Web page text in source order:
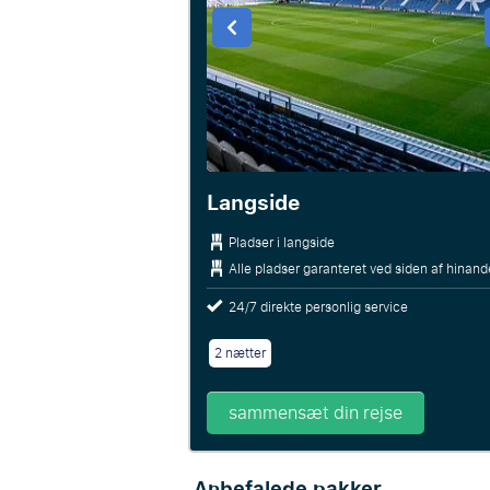
Langside
Pladser i langside
Alle pladser garanteret ved siden af
24/7 direkte personlig service
2 nætter
sammensæt din rejse